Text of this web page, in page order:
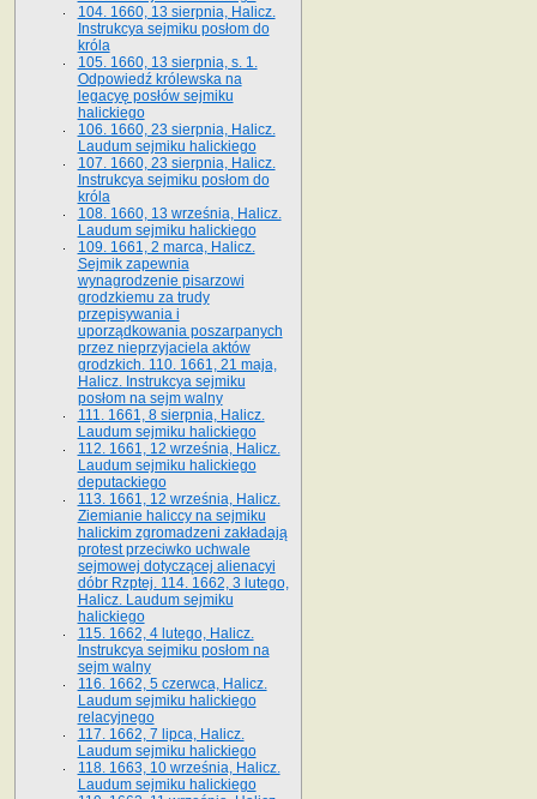
104. 1660, 13 sierpnia, Halicz.
Instrukcya sejmiku posłom do
króla
105. 1660, 13 sierpnia, s. 1.
Odpowiedź królewska na
legacyę posłów sejmiku
halickiego
106. 1660, 23 sierpnia, Halicz.
Laudum sejmiku halickiego
107. 1660, 23 sierpnia, Halicz.
Instrukcya sejmiku posłom do
króla
108. 1660, 13 września, Halicz.
Laudum sejmiku halickiego
109. 1661, 2 marca, Halicz.
Sejmik zapewnia
wynagrodzenie pisarzowi
grodzkiemu za trudy
przepisywania i
uporządkowania poszarpanych
przez nieprzyjaciela aktów
grodzkich. 110. 1661, 21 maja,
Halicz. Instrukcya sejmiku
posłom na sejm walny
111. 1661, 8 sierpnia, Halicz.
Laudum sejmiku halickiego
112. 1661, 12 września, Halicz.
Laudum sejmiku halickiego
deputackiego
113. 1661, 12 września, Halicz.
Ziemianie haliccy na sejmiku
halickim zgromadzeni zakładają
protest przeciwko uchwale
sejmowej dotyczącej alienacyi
dóbr Rzptej. 114. 1662, 3 lutego,
Halicz. Laudum sejmiku
halickiego
115. 1662, 4 lutego, Halicz.
Instrukcya sejmiku posłom na
sejm walny
116. 1662, 5 czerwca, Halicz.
Laudum sejmiku halickiego
relacyjnego
117. 1662, 7 lipca, Halicz.
Laudum sejmiku halickiego
118. 1663, 10 września, Halicz.
Laudum sejmiku halickiego